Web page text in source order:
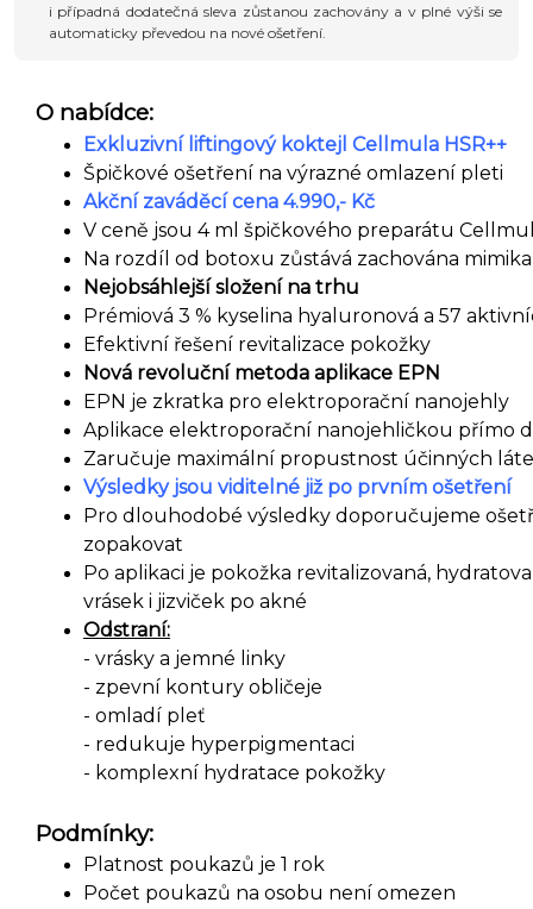
i případná dodatečná sleva zůstanou zachovány a v plné výši se
automaticky převedou na nové ošetření.
O nabídce:
Exkluzivní liftingový koktejl Cellmula HSR++
Špičkové ošetření na výrazné omlazení pleti
Akční zaváděcí cena 4.990,- Kč
V ceně jsou 4 ml špičkového preparátu
Na rozdíl od botoxu zůstává zachována
Nejobsáhlejší složení na trhu
Prémiová 3 % kyselina hyaluronová a 57
Efektivní řešení revitalizace pokožky
Nová revoluční metoda aplikace EPN
EPN je zkratka pro elektroporační nanojehly
Aplikace elektroporační nanojehličkou přímo
Zaručuje maximální propustnost účinných
Výsledky jsou viditelné již po prvním ošetření
Pro dlouhodobé výsledky doporučujeme
zopakovat
Po aplikaci je pokožka revitalizovaná,
vrásek i jizviček po akné
Odstraní:
- vrásky a jemné linky
- zpevní kontury obličeje
- omladí pleť
- redukuje hyperpigmentaci
- komplexní hydratace pokožky
Podmínky:
Platnost poukazů je 1 rok
Počet poukazů na osobu není omezen